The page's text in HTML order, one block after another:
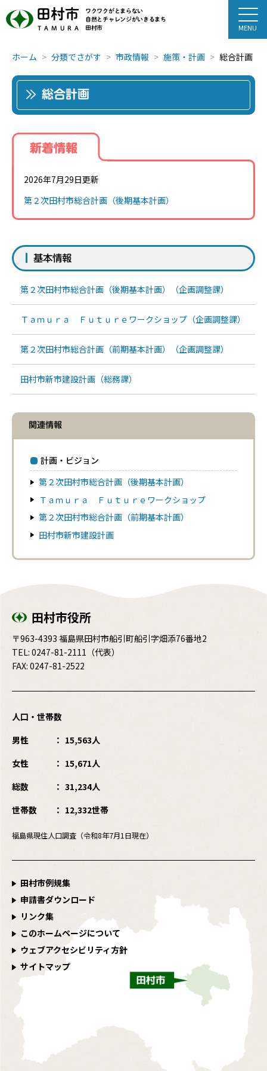
田村市
TAMURA
ワクワクがとまらない
自然とチャレンジがいきるまち
田村市
ホーム 分類でさがす 市政情報 施策・計画 総合計画
総合計画
新着情報
2026年7月29日更新
第２次田村市総合計画（後期基本計画）
基本情報
第２次田村市総合計画（後期基本計画）（企画調整課）
Ｔａｍｕｒａ Ｆｕｔｕｒｅワークショップ（企画調整課）
第２次田村市総合計画（前期基本計画）（企画調整課）
田村市新市建設計画（総務課）
関連情報
計画・ビジョン
第２次田村市総合計画（後期基本計画）
Ｔａｍｕｒａ Ｆｕｔｕｒｅワークショップ
第２次田村市総合計画（前期基本計画）
田村市新市建設計画
田村市役所
〒963-4393 福島県田村市船引町船引字畑添76番地2
TEL: 0247-81-2111 （代表）
FAX: 0247-81-2522
人口・世帯数
男性
15,563人
女性
15,671人
総数
31,234人
世帯数
12,332世帯
福島県現住人口調査（令和8年7月1日現在）
田村市例規集
申請書ダウンロード
リンク集
このホームページについて
ウェブアクセシビリティ方針
サイトマップ